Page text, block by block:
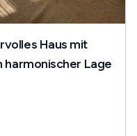
Haus mit
harmonischer Lage